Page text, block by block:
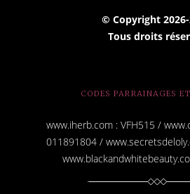
i
© Copyright
Tous droits
CODES PARRAINAGES
www.iherb.com : VFH515 /
011891804 /